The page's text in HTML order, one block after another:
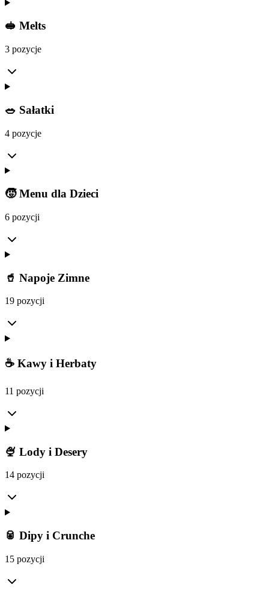
🥪 Melts
3 pozycje
🥗 Sałatki
4 pozycje
🧒 Menu dla Dzieci
6 pozycji
🥤 Napoje Zimne
19 pozycji
☕ Kawy i Herbaty
11 pozycji
🍨 Lody i Desery
14 pozycji
🥫 Dipy i Crunche
15 pozycji